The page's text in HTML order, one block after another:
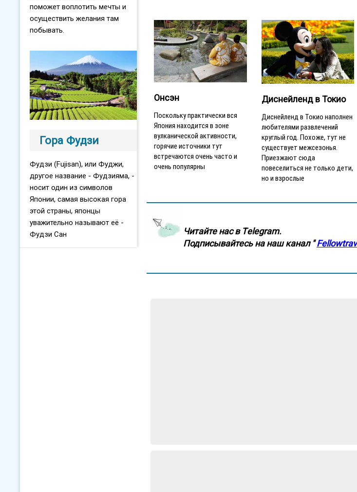
поможет воплотить мечты и
осуществить желания там
побывать.
Гора Фудзи
Фудзи (Fujisan), или Фуджи,
другое название - Фудзияма, -
носит один из символов
Японии, самая высокая гора
этой страны, японцы
уважительно называют её -
Фудзи Сан
Онсэн
Поскольку практически вся
Япония находится в зоне
вулканической активности,
горячие источники тут
встречаются очень часто и
очень популярны
Диснейленд в Токио
Диснейленд в Токио наполнен
любителями развлечений
круглый год. Похоже, тут не
существует межсезонья.
Приезжают сюда
повеселиться не только дети,
но и взрослые
Читайте нас в Тelegram.
Подписывайтесь на наш канал "